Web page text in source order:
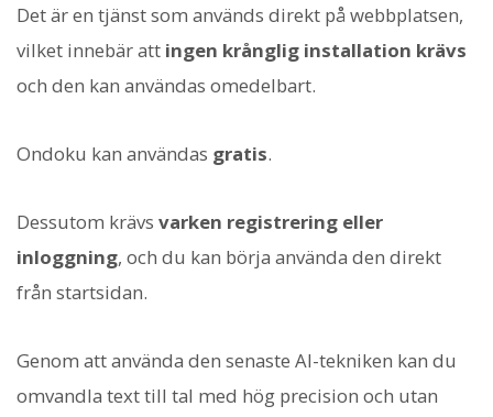
Det är en tjänst som används direkt på webbplatsen,
vilket innebär att ingen krånglig installation krävs
och den kan användas omedelbart.
Ondoku kan användas gratis.
Dessutom krävs varken registrering eller
inloggning, och du kan börja använda den direkt
från startsidan.
Genom att använda den senaste AI-tekniken kan du
omvandla text till tal med hög precision och utan